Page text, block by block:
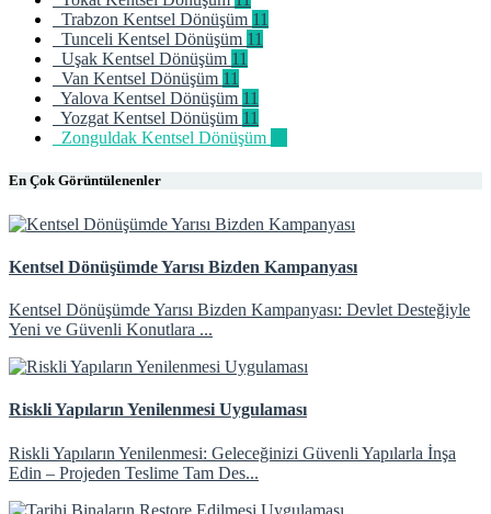
Trabzon Kentsel Dönüşüm 11
Tunceli Kentsel Dönüşüm 11
Uşak Kentsel Dönüşüm 11
Van Kentsel Dönüşüm 11
Yalova Kentsel Dönüşüm 11
Yozgat Kentsel Dönüşüm 11
Zonguldak Kentsel Dönüşüm
En Çok Görüntülenenler
Kentsel Dönüşümde Yarısı Bizden Kampanyası
Kentsel Dönüşümde Yarısı Bizden Kampanyası: Devlet Desteğiyle
Yeni ve Güvenli Konutlara ...
Riskli Yapıların Yenilenmesi Uygulaması
Riskli Yapıların Yenilenmesi: Geleceğinizi Güvenli Yapılarla İnşa
Edin – Projeden Teslime Tam Des...